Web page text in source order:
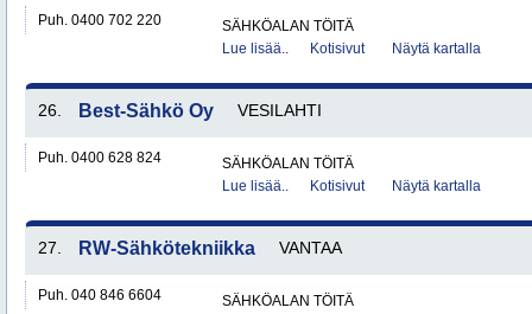
Puh. 0400 702 220
SÄHKÖALAN TÖITÄ
Lue lisää..
Kotisivut Näytä kartalla
26. Best-Sähkö Oy VESILAHTI
Puh. 0400 628 824
SÄHKÖALAN TÖITÄ
Lue lisää..
Kotisivut Näytä kartalla
27. RW-Sähkötekniikka VANTAA
Puh. 040 846 6604
SÄHKÖALAN TÖITÄ